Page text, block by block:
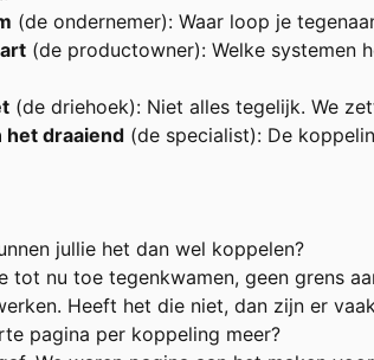
(de ondernemer): Waar loop je
(de productowner): Welke systemen
(de driehoek): Niet alles tegelijk. We
het draaiend (de specialist): De
jullie het dan wel koppelen?
tot nu toe tegenkwamen, geen grens
Heeft het die niet, dan zijn er
pagina per koppeling meer?